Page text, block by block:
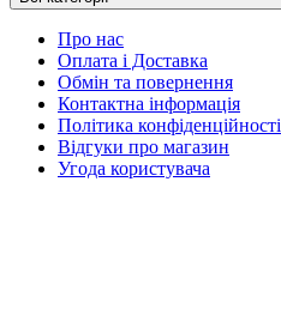
Про нас
Оплата і Доставка
Обмін та повернення
Контактна інформація
Політика конфіденційності
Відгуки про магазин
Угода користувача